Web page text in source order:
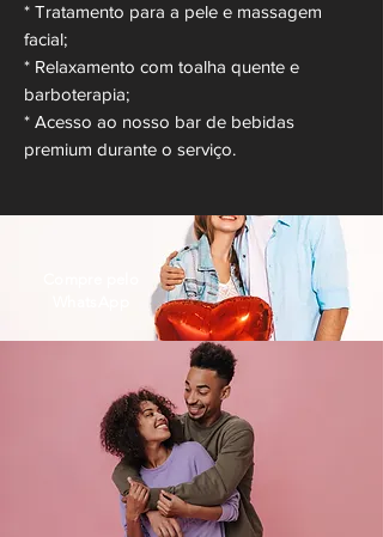
* Tratamento para a pele e massagem
facial;
* Relaxamento com toalha quente e
barboterapia;
* Acesso ao nosso bar de bebidas
premium durante o serviço.